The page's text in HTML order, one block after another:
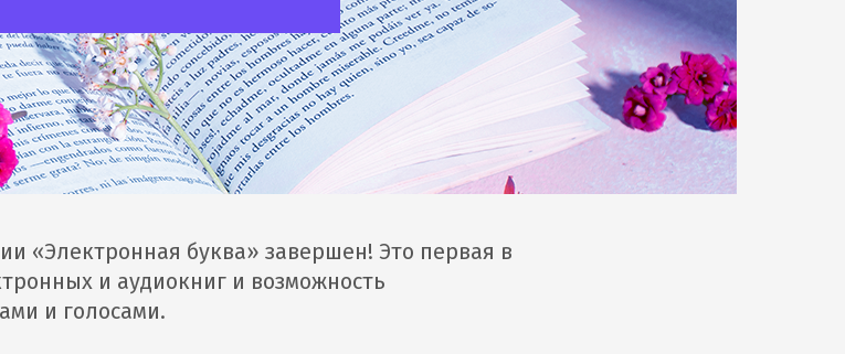
«Электронная буква» завершен! Это первая в
и аудиокниг и возможность
и голосами.